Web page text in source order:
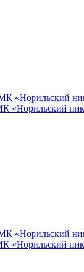
«Норильский
«Норильский
«Норильский
«Норильский